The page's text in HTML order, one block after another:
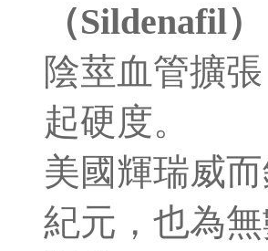
（Sildenafil）
陰莖血管擴
起硬度。
美國輝瑞威
紀元，也為